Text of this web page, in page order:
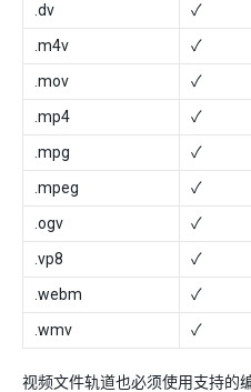
.dv
✓
.m4v
✓
.mov
✓
.mp4
✓
.mpg
✓
.mpeg
✓
.ogv
✓
.vp8
✓
.webm
✓
.wmv
✓
视频文件轨道也必须使用支持的